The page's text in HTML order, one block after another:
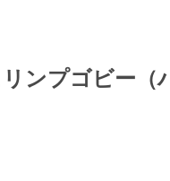
ンプゴビー（